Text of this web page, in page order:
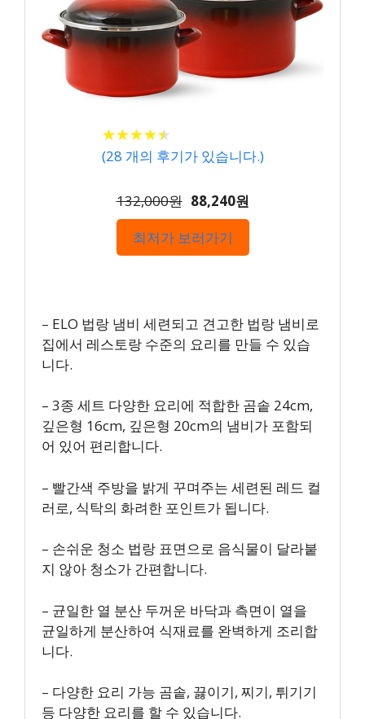
★★★★★
★★★★★
(28 개의 후기가 있습니다.)
132,000원 88,240원
최저가 보러가기
– ELO 법랑 냄비 세련되고 견고한 법랑 냄비로
집에서 레스토랑 수준의 요리를 만들 수 있습
니다.
– 3종 세트 다양한 요리에 적합한 곰솥 24cm,
깊은형 16cm, 깊은형 20cm의 냄비가 포함되
어 있어 편리합니다.
– 빨간색 주방을 밝게 꾸며주는 세련된 레드 컬
러로, 식탁의 화려한 포인트가 됩니다.
– 손쉬운 청소 법랑 표면으로 음식물이 달라붙
지 않아 청소가 간편합니다.
– 균일한 열 분산 두꺼운 바닥과 측면이 열을
균일하게 분산하여 식재료를 완벽하게 조리합
니다.
– 다양한 요리 가능 곰솥, 끓이기, 찌기, 튀기기
등 다양한 요리를 할 수 있습니다.